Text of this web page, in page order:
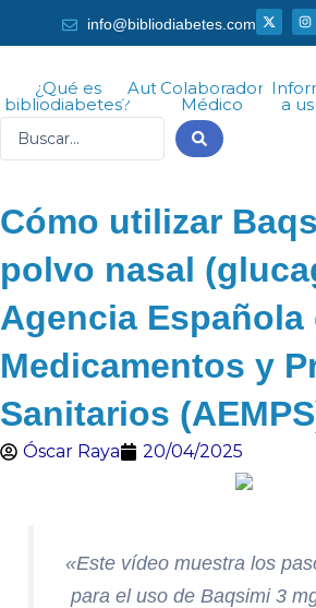
al
info@bibliodiabetes.com
X
-
t
t
t
I
n
s
r
a
¿Qué es
bibliodiabetes?
AutorColaborador
Médico a
Cómo utilizar
polvo nasal
Agencia Española
Medicamentos y
Sanitarios
Óscar Raya 20/04/2025
«Este vídeo muestra los
para el uso de Baqsimi 3